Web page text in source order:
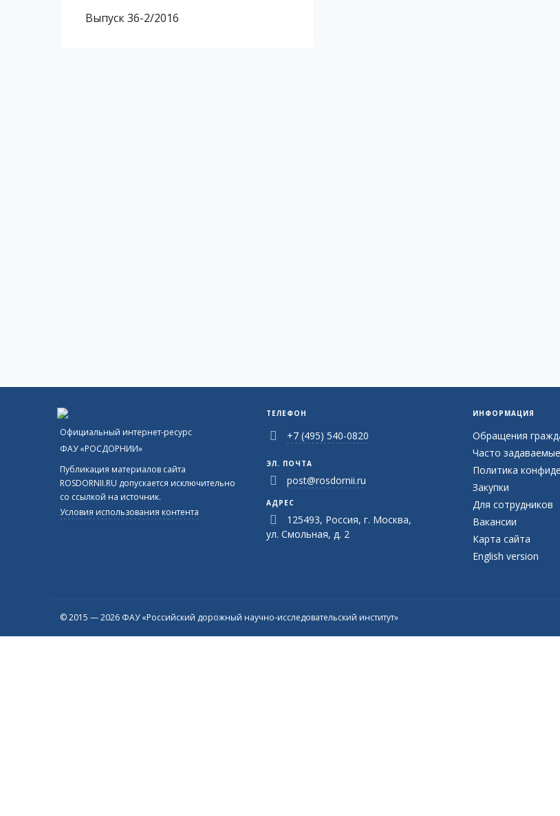
Выпуск 36-2/2016
Официальный интернет-ресурс
ФАУ «РОСДОРНИИ»
Публикация материалов сайта
ROSDORNII.RU допускается исключительно
со ссылкой на источник.
Условия использования контента
ТЕЛЕФОН
+7 (495) 540-0820
ЭЛ. ПОЧТА
post@rosdornii.ru
АДРЕС
125493, Россия, г. Москва,
ул. Смольная, д. 2
ИНФОРМАЦИЯ
Обращения
Часто
Политика
Закупки
Для сотрудников
Вакансии
Карта сайта
English version
© 2015 — 2026 ФАУ «Российский дорожный научно-исследовательский институт»